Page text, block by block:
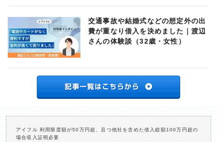
交通事故や結婚式などの想定外の出
費が重なり借入を決めました｜渡辺
さんの体験談（32歳・女性）
アイフル 利用限度額が50万円超、且つ他社を含めた借入総額100万円超の
場合収入証明必要